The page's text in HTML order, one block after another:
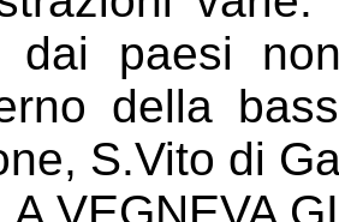
dai paesi
della
S.Vito di
VEGNEVA